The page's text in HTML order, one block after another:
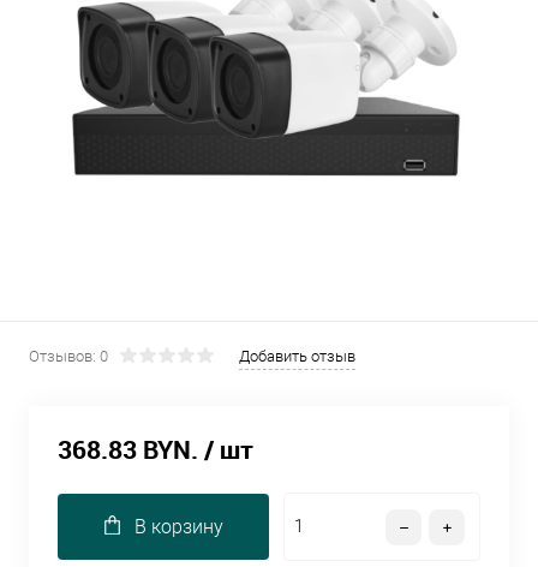
Отзывов: 0 Добавить отзыв
368.83 BYN. / шт
В корзину